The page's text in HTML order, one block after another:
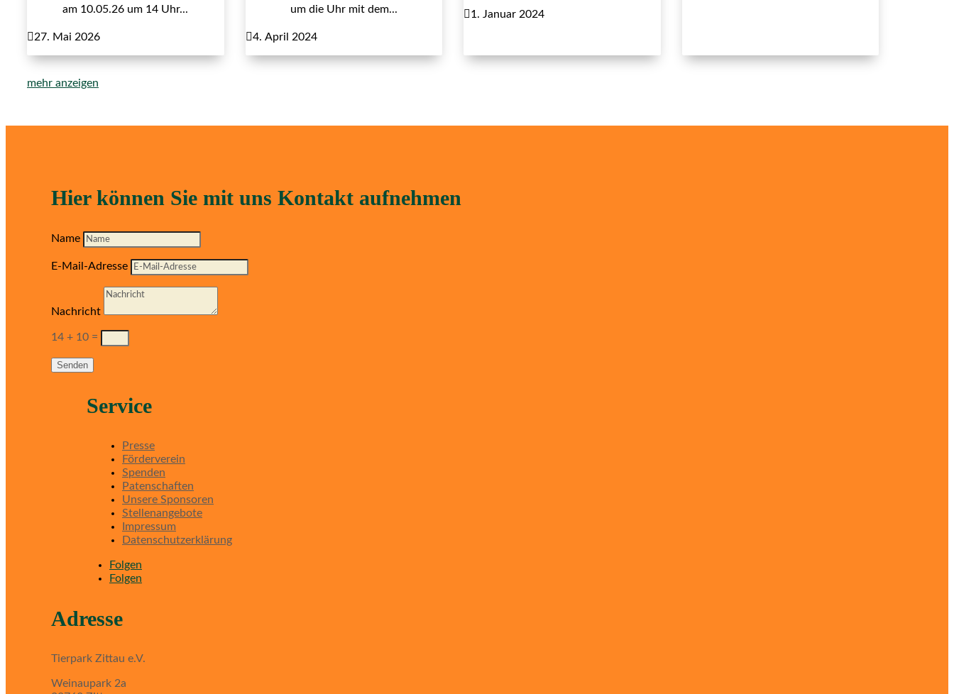
am 10.05.26 um 14 Uhr...
27. Mai 2026
um die Uhr mit dem...
4. April 2024
1. Januar 2024
mehr anzeigen
Hier können Sie mit uns Kontakt aufnehmen
Name
E-Mail-Adresse
Nachricht
14 + 10 =
Senden
Service
Presse
Förderverein
Spenden
Patenschaften
Unsere Sponsoren
Stellenangebote
Impressum
Datenschutzerklärung
Folgen
Folgen
Adresse
Tierpark Zittau e.V.
Weinaupark 2a